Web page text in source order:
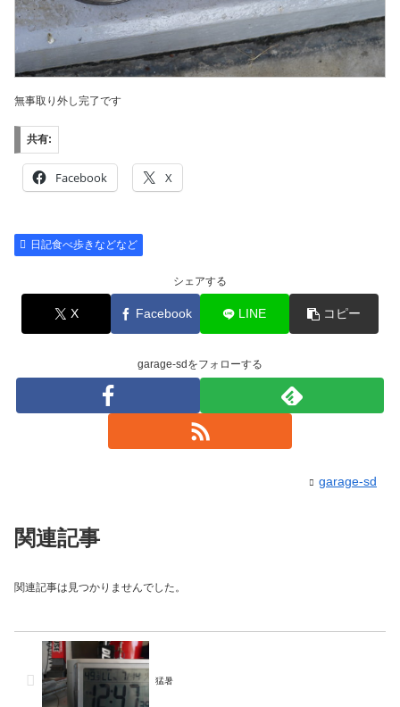
無事取り外し完了です
共有:
Facebook X
日記食べ歩きなどなど
シェアする
X Facebook LINE コピー
garage-sdをフォローする
garage-sd
関連記事
関連記事は見つかりませんでした。
猛暑